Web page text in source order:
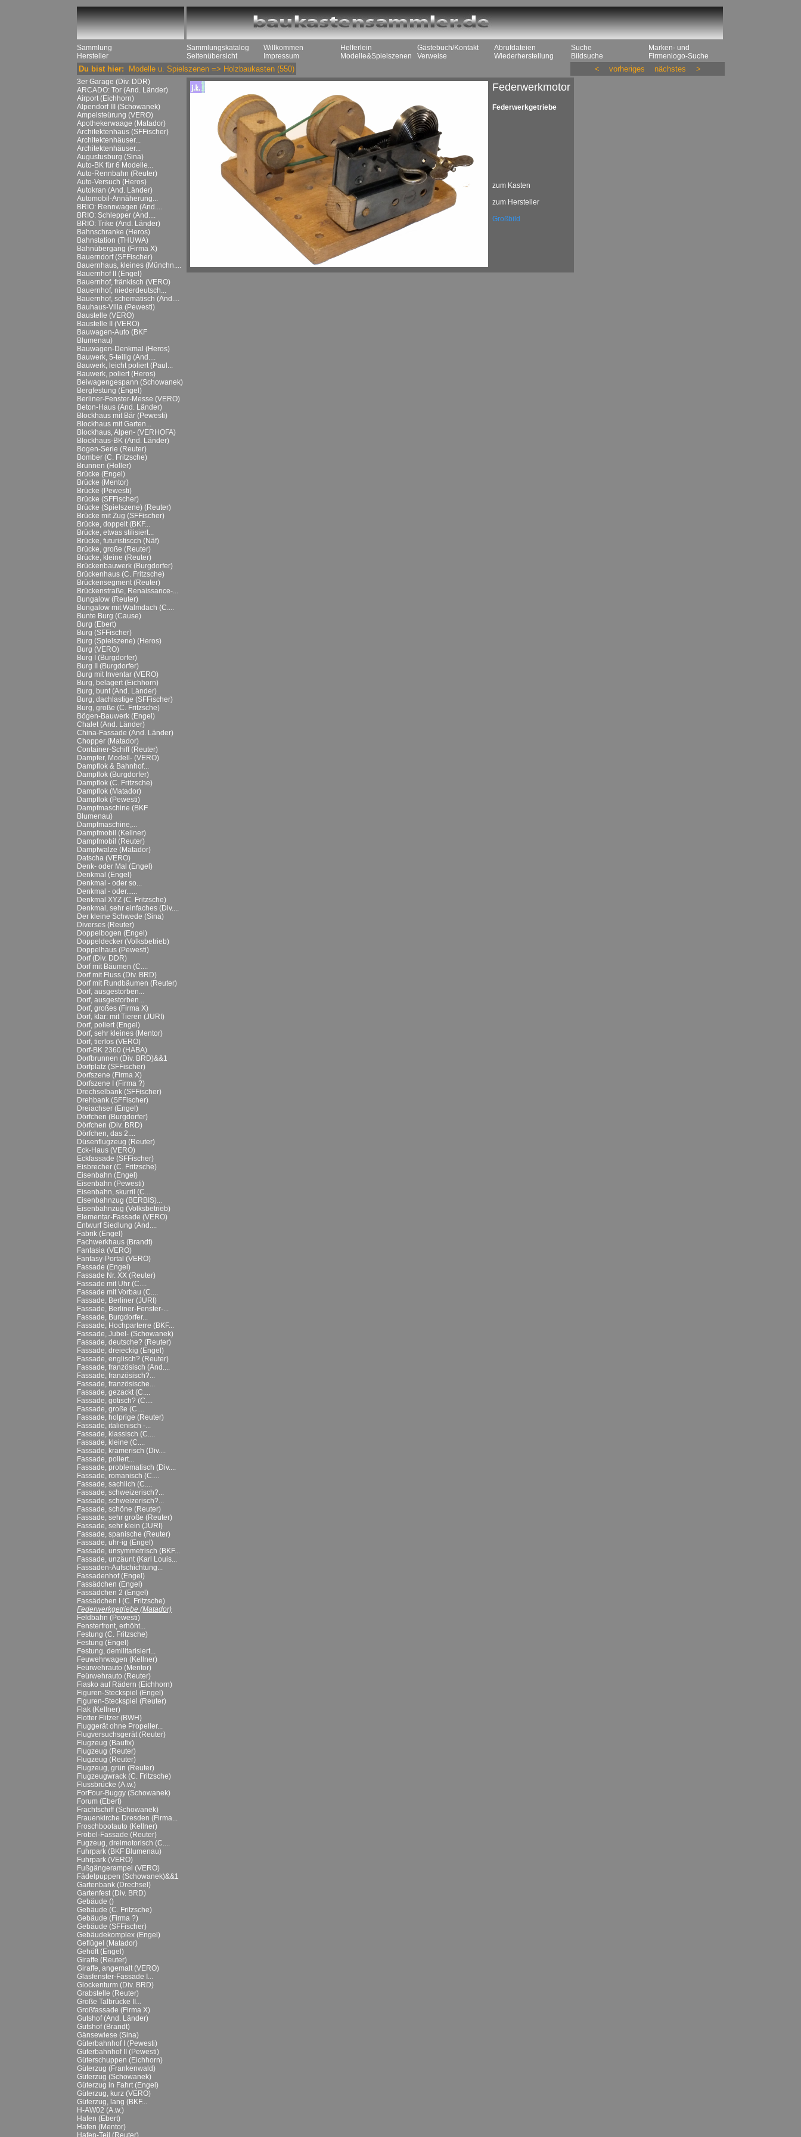
Sammlung
Hersteller
Sammlungskatalog
Seitenübersicht
Willkommen
Impressum
Helferlein
Modelle&Spielszenen
Gästebuch/Kontakt
Verweise
Abrufdateien
Wiederherstellung
Suche
Bildsuche
Marken- und
Firmenlogo-Suche
Du bist hier: Modelle u. Spielszenen => Holzbaukasten (550) < vorheriges nächstes >
3er Garage (Div. DDR)
ARCADO: Tor (And. Länder)
Airport (Eichhorn)
Alpendorf III (Schowanek)
Ampelsteürung (VERO)
Apothekerwaage (Matador)
Architektenhaus (SFFischer)
Architektenhäuser...
Architektenhäuser...
Augustusburg (Sina)
Auto-BK für 6 Modelle...
Auto-Rennbahn (Reuter)
Auto-Versuch (Heros)
Autokran (And. Länder)
Automobil-Annäherung...
BRIO: Rennwagen (And....
BRIO: Schlepper (And....
BRIO: Trike (And. Länder)
Bahnschranke (Heros)
Bahnstation (THUWA)
Bahnübergang (Firma X)
Bauerndorf (SFFischer)
Bauernhaus, kleines (Münchn....
Bauernhof II (Engel)
Bauernhof, fränkisch (VERO)
Bauernhof, niederdeutsch...
Bauernhof, schematisch (And....
Bauhaus-Villa (Pewesti)
Baustelle (VERO)
Baustelle II (VERO)
Bauwagen-Auto (BKF
Blumenau)
Bauwagen-Denkmal (Heros)
Bauwerk, 5-teilig (And....
Bauwerk, leicht poliert (Paul...
Bauwerk, poliert (Heros)
Beiwagengespann (Schowanek)
Bergfestung (Engel)
Berliner-Fenster-Messe (VERO)
Beton-Haus (And. Länder)
Blockhaus mit Bär (Pewesti)
Blockhaus mit Garten...
Blockhaus, Alpen- (VERHOFA)
Blockhaus-BK (And. Länder)
Bogen-Serie (Reuter)
Bomber (C. Fritzsche)
Brunnen (Holler)
Brücke (Engel)
Brücke (Mentor)
Brücke (Pewesti)
Brücke (SFFischer)
Brücke (Spielszene) (Reuter)
Brücke mit Zug (SFFischer)
Brücke, doppelt (BKF...
Brücke, etwas stilisiert...
Brücke, futuristiscch (Näf)
Brücke, große (Reuter)
Brücke, kleine (Reuter)
Brückenbauwerk (Burgdorfer)
Brückenhaus (C. Fritzsche)
Brückensegment (Reuter)
Brückenstraße, Renaissance-...
Bungalow (Reuter)
Bungalow mit Walmdach (C....
Bunte Burg (Cause)
Burg (Ebert)
Burg (SFFischer)
Burg (Spielszene) (Heros)
Burg (VERO)
Burg I (Burgdorfer)
Burg II (Burgdorfer)
Burg mit Inventar (VERO)
Burg, belagert (Eichhorn)
Burg, bunt (And. Länder)
Burg, dachlastige (SFFischer)
Burg, große (C. Fritzsche)
Bögen-Bauwerk (Engel)
Chalet (And. Länder)
China-Fassade (And. Länder)
Chopper (Matador)
Container-Schiff (Reuter)
Dampfer, Modell- (VERO)
Dampflok & Bahnhof...
Dampflok (Burgdorfer)
Dampflok (C. Fritzsche)
Dampflok (Matador)
Dampflok (Pewesti)
Dampfmaschine (BKF
Blumenau)
Dampfmaschine,...
Dampfmobil (Kellner)
Dampfmobil (Reuter)
Dampfwalze (Matador)
Datscha (VERO)
Denk- oder Mal (Engel)
Denkmal (Engel)
Denkmal - oder so...
Denkmal - oder......
Denkmal XYZ (C. Fritzsche)
Denkmal, sehr einfaches (Div....
Der kleine Schwede (Sina)
Diverses (Reuter)
Doppelbogen (Engel)
Doppeldecker (Volksbetrieb)
Doppelhaus (Pewesti)
Dorf (Div. DDR)
Dorf mit Bäumen (C....
Dorf mit Fluss (Div. BRD)
Dorf mit Rundbäumen (Reuter)
Dorf, ausgestorben...
Dorf, ausgestorben...
Dorf, großes (Firma X)
Dorf, klar: mit Tieren (JURI)
Dorf, poliert (Engel)
Dorf, sehr kleines (Mentor)
Dorf, tierlos (VERO)
Dorf-BK 2360 (HABA)
Dorfbrunnen (Div. BRD)&&1
Dorfplatz (SFFischer)
Dorfszene (Firma X)
Dorfszene I (Firma ?)
Drechselbank (SFFischer)
Drehbank (SFFischer)
Dreiachser (Engel)
Dörfchen (Burgdorfer)
Dörfchen (Div. BRD)
Dörfchen, das 2....
Düsenflugzeug (Reuter)
Eck-Haus (VERO)
Eckfassade (SFFischer)
Eisbrecher (C. Fritzsche)
Eisenbahn (Engel)
Eisenbahn (Pewesti)
Eisenbahn, skurril (C....
Eisenbahnzug (BERBIS)...
Eisenbahnzug (Volksbetrieb)
Elementar-Fassade (VERO)
Entwurf Siedlung (And....
Fabrik (Engel)
Fachwerkhaus (Brandt)
Fantasia (VERO)
Fantasy-Portal (VERO)
Fassade (Engel)
Fassade Nr. XX (Reuter)
Fassade mit Uhr (C....
Fassade mit Vorbau (C....
Fassade, Berliner (JURI)
Fassade, Berliner-Fenster-...
Fassade, Burgdorfer...
Fassade, Hochparterre (BKF...
Fassade, Jubel- (Schowanek)
Fassade, deutsche? (Reuter)
Fassade, dreieckig (Engel)
Fassade, englisch? (Reuter)
Fassade, französisch (And....
Fassade, französisch?...
Fassade, französische...
Fassade, gezackt (C....
Fassade, gotisch? (C....
Fassade, große (C....
Fassade, holprige (Reuter)
Fassade, italienisch -...
Fassade, klassisch (C....
Fassade, kleine (C....
Fassade, kramerisch (Div....
Fassade, poliert...
Fassade, problematisch (Div....
Fassade, romanisch (C....
Fassade, sachlich (C....
Fassade, schweizerisch?...
Fassade, schweizerisch?...
Fassade, schöne (Reuter)
Fassade, sehr große (Reuter)
Fassade, sehr klein (JURI)
Fassade, spanische (Reuter)
Fassade, uhr-ig (Engel)
Fassade, unsymmetrisch (BKF...
Fassade, unzäunt (Karl Louis...
Fassaden-Aufschichtung...
Fassadenhof (Engel)
Fassädchen (Engel)
Fassädchen 2 (Engel)
Fassädchen I (C. Fritzsche)
Federwerkgetriebe (Matador)
Feldbahn (Pewesti)
Fensterfront, erhöht...
Festung (C. Fritzsche)
Festung (Engel)
Festung, demilitarisiert...
Feuwehrwagen (Kellner)
Feürwehrauto (Mentor)
Feürwehrauto (Reuter)
Fiasko auf Rädern (Eichhorn)
Figuren-Steckspiel (Engel)
Figuren-Steckspiel (Reuter)
Flak (Kellner)
Flotter Flitzer (BWH)
Fluggerät ohne Propeller...
Flugversuchsgerät (Reuter)
Flugzeug (Baufix)
Flugzeug (Reuter)
Flugzeug (Reuter)
Flugzeug, grün (Reuter)
Flugzeugwrack (C. Fritzsche)
Flussbrücke (A.w.)
ForFour-Buggy (Schowanek)
Forum (Ebert)
Frachtschiff (Schowanek)
Frauenkirche Dresden (Firma...
Froschbootauto (Kellner)
Fröbel-Fassade (Reuter)
Fugzeug, dreimotorisch (C....
Fuhrpark (BKF Blumenau)
Fuhrpark (VERO)
Fußgängerampel (VERO)
Fädelpuppen (Schowanek)&&1
Gartenbank (Drechsel)
Gartenfest (Div. BRD)
Gebäude ()
Gebäude (C. Fritzsche)
Gebäude (Firma ?)
Gebäude (SFFischer)
Gebäudekomplex (Engel)
Geflügel (Matador)
Gehöft (Engel)
Giraffe (Reuter)
Giraffe, angemalt (VERO)
Glasfenster-Fassade I...
Glockenturm (Div. BRD)
Grabstelle (Reuter)
Große Talbrücke II...
Großfassade (Firma X)
Gutshof (And. Länder)
Gutshof (Brandt)
Gänsewiese (Sina)
Güterbahnhof I (Pewesti)
Güterbahnhof II (Pewesti)
Güterschuppen (Eichhorn)
Güterzug (Frankenwald)
Güterzug (Schowanek)
Güterzug in Fahrt (Engel)
Güterzug, kurz (VERO)
Güterzug, lang (BKF...
H-AW02 (A.w.)
Hafen (Ebert)
Hafen (Mentor)
Hafen-Teil (Reuter)
Federwerkmotor
Federwerkgetriebe
zum Kasten
zum Hersteller
Großbild